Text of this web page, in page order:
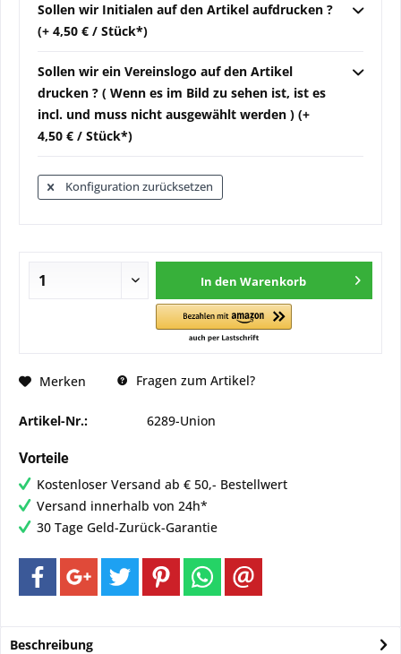
Sollen wir Initialen auf den Artikel aufdrucken ?
(+ 4,50 € / Stück*)
Sollen wir ein Vereinslogo auf den Artikel
drucken ? ( Wenn es im Bild zu sehen ist, ist es
incl. und muss nicht ausgewählt werden ) (+
4,50 € / Stück*)
Konfiguration zurücksetzen
In den Warenkorb
Merken Fragen zum Artikel?
Artikel-Nr.: 6289-Union
Vorteile
Kostenloser Versand ab € 50,- Bestellwert
Versand innerhalb von 24h*
30 Tage Geld-Zurück-Garantie
Beschreibung